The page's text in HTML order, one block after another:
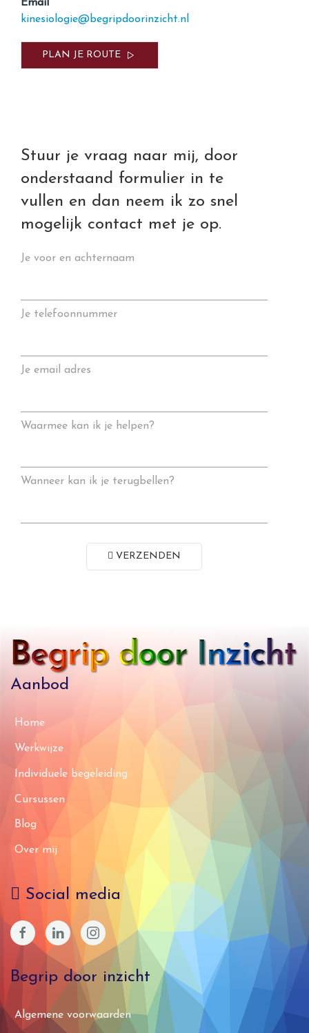
Email
kinesiologie@begripdoorinzicht.nl
PLAN JE ROUTE
Stuur je vraag naar mij, door
onderstaand formulier in te
vullen en dan neem ik zo snel
mogelijk contact met je op.
Je voor en achternaam
Je telefoonnummer
Je email adres
Waarmee kan ik je helpen?
Wanneer kan ik je terugbellen?
VERZENDEN
Aanbod
Home
Werkwijze
Individuele begeleiding
Cursussen
Blog
Over mij
Social media
Begrip door inzicht
Algemene voorwaarden